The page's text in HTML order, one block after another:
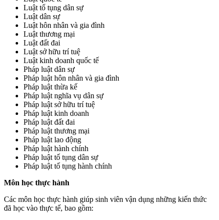
Luật tố tụng dân sự
Luật dân sự
Luật hôn nhân và gia đình
Luật thương mại
Luật đất đai
Luật sở hữu trí tuệ
Luật kinh doanh quốc tế
Pháp luật dân sự
Pháp luật hôn nhân và gia đình
Pháp luật thừa kế
Pháp luật nghĩa vụ dân sự
Pháp luật sở hữu trí tuệ
Pháp luật kinh doanh
Pháp luật đất đai
Pháp luật thương mại
Pháp luật lao động
Pháp luật hành chính
Pháp luật tố tụng dân sự
Pháp luật tố tụng hành chính
Môn học thực hành
Các môn học thực hành giúp sinh viên vận dụng những kiến thức
đã học vào thực tế, bao gồm: